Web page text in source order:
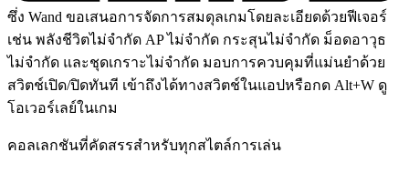
ซึ่ง Wand ขอเสนอการจัดการสมดุลเกมโดยละเอียดด้วยฟีเจอร์
เช่น พลังชีวิตไม่จำกัด AP ไม่จำกัด กระสุนไม่จำกัด ม็อดอาวุธ
ไม่จำกัด และชุดเกราะไม่จำกัด มอบการควบคุมที่แม่นยำด้วย
สวิตช์เปิด/ปิดทันที เข้าถึงได้ทางสวิตช์ในแอปหรือกด Alt+W ดู
โอเวอร์เลย์ในเกม
คอลเลกชันที่คัดสรรสำหรับทุกสไตล์การเล่น